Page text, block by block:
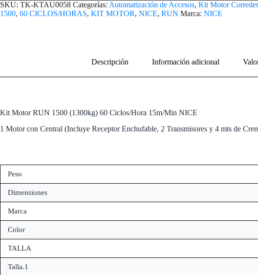
SKU: TK-KTAU0058 Categorías: Automatización de Accesos, Kit Motor
1500, 60 CICLOS/HORAS, KIT MOTOR, NICE, RUN Marca: NICE
Descripción Información adicional
Kit Motor RUN 1500 (1300kg) 60 Ciclos/Hora 15m/Min NICE
1 Motor con Central (Incluye Receptor Enchufable, 2 Transmisores y 4 mts de
Peso
Dimensiones
Marca
Color
TALLA
Talla.1